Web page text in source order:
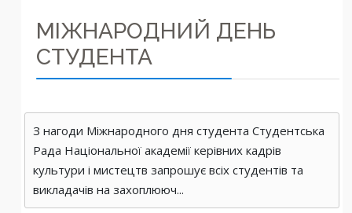
МІЖНАРОДНИЙ ДЕНЬ
СТУДЕНТА
З нагоди Міжнародного дня студента Студентська
Рада Національної академії керівних кадрів
культури і мистецтв запрошує всіх студентів та
викладачів на захоплююч...